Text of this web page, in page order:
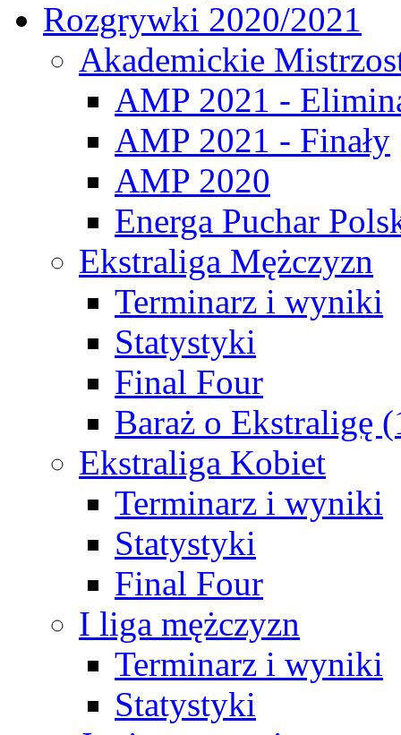
Rozgrywki 2020/2021
Akademickie
AMP 2021 -
AMP 2021 - Finały
AMP 2020
Energa Puchar
Ekstraliga Mężczyzn
Terminarz i wyniki
Statystyki
Final Four
Baraż o Ekstraligę
Ekstraliga Kobiet
Terminarz i wyniki
Statystyki
Final Four
I liga mężczyzn
Terminarz i wyniki
Statystyki